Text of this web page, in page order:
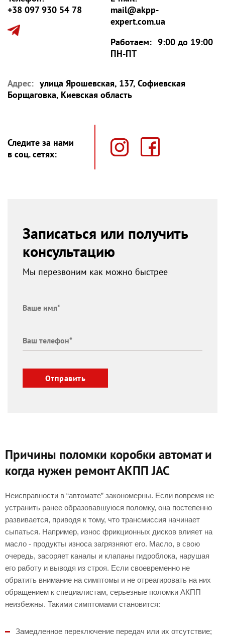
+38 097 930 54 78
mail@akpp-
expert.com.ua
Работаем: 9:00 до 19:00
ПН-ПТ
Адрес: улица Ярошевская, 137, Софиевская
Борщаговка, Киевская область
Следите за нами
в соц. сетях:
Записаться или получить
консультацию
Мы перезвоним как можно быстрее
Отправить
Причины поломки коробки автомат и
когда нужен ремонт АКПП JAC
Неисправности в “автомате” закономерны. Если вовремя не
устранить ранее образовавшуюся поломку, она постепенно
развивается, приводя к тому, что трансмиссия начинает
сыпаться. Например, износ фрикционных дисков влияет на
масло - продукты износа загрязняют его. Масло, в свою
очередь, засоряет каналы и клапаны гидроблока, нарушая
его работу и выводя из строя. Если своевременно не
обратить внимание на симптомы и не отреагировать на них
обращением к специалистам, серьезные поломки АКПП
неизбежны. Такими симптомами становится:
Замедленное переключение передач или их отсутствие;